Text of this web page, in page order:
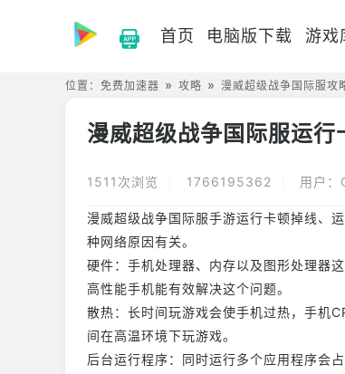
首页 电脑版下载 游戏
位置： 免费加速器 攻略 漫威超级战争国际服攻
漫威超级战争国际服运
1511次浏览 1766195362 用户：
漫威超级战争国际服手游运行卡顿掉线、
种网络原因有关。
硬件：手机处理器、内存以及图形处理器
高性能手机能有效解决这个问题。
散热：长时间玩游戏会使手机过热，手机
间在高温环境下玩游戏。
后台运行程序：同时运行多个应用程序会